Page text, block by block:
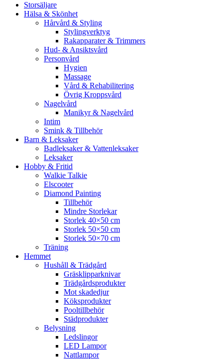
Storsäljare
Hälsa & Skönhet
Hårvård & Styling
Stylingverktyg
Rakapparater & Trimmers
Hud- & Ansiktsvård
Personvård
Hygien
Massage
Vård & Rehabilitering
Övrig Kroppsvård
Nagelvård
Manikyr & Nagelvård
Intim
Smink & Tillbehör
Barn & Leksaker
Badleksaker & Vattenleksaker
Leksaker
Hobby & Fritid
Walkie Talkie
Elscooter
Diamond Painting
Tillbehör
Mindre Storlekar
Storlek 40×50 cm
Storlek 50×50 cm
Storlek 50×70 cm
Träning
Hemmet
Hushåll & Trädgård
Gräsklipparknivar
Trädgårdsprodukter
Mot skadedjur
Köksprodukter
Pooltillbehör
Städprodukter
Belysning
Ledslingor
LED Lampor
Nattlampor